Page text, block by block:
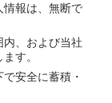
情報は、無断で
、および当社
す。
安全に蓄積・